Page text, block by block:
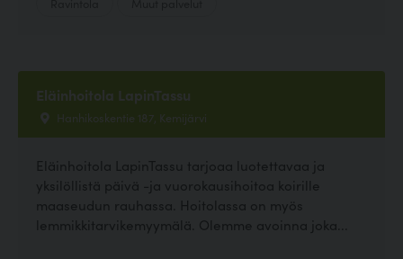
Eläinhoitola LapinTassu
Hanhikoskentie 187, Kemijärvi
Eläinhoitola LapinTassu tarjoaa luotettavaa ja
yksilöllistä päivä -ja vuorokausihoitoa koirille
maaseudun rauhassa. Hoitolassa on myös
lemmikkitarvikemyymälä. Olemme avoinna joka...